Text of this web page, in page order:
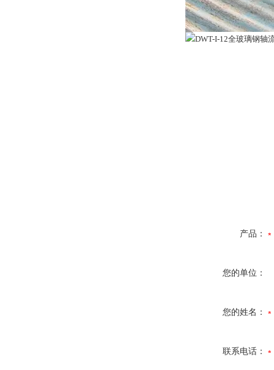
产品：
您的单位：
您的姓名：
联系电话：